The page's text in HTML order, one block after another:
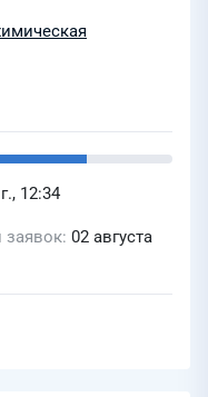
цех 103 ПМ
12:34
заявок 02 августа